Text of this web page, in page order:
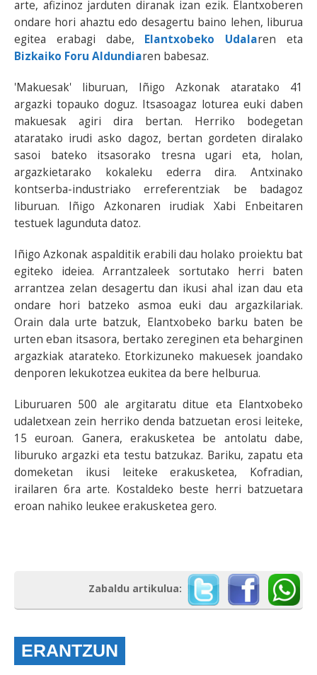
arte, afizinoz jarduten diranak izan ezik. Elantxoberen
ondare hori ahaztu edo desagertu baino lehen, liburua
egitea erabagi dabe, Elantxobeko Udalaren eta
Bizkaiko Foru Aldundiaren babesaz.
'Makuesak' liburuan, Iñigo Azkonak ataratako 41
argazki topauko doguz. Itsasoagaz loturea euki daben
makuesak agiri dira bertan. Herriko bodegetan
ataratako irudi asko dagoz, bertan gordeten diralako
sasoi bateko itsasorako tresna ugari eta, holan,
argazkietarako kokaleku ederra dira. Antxinako
kontserba-industriako erreferentziak be badagoz
liburuan. Iñigo Azkonaren irudiak Xabi Enbeitaren
testuek lagunduta datoz.
Iñigo Azkonak aspalditik erabili dau holako proiektu bat
egiteko ideiea. Arrantzaleek sortutako herri baten
arrantzea zelan desagertu dan ikusi ahal izan dau eta
ondare hori batzeko asmoa euki dau argazkilariak.
Orain dala urte batzuk, Elantxobeko barku baten be
urten eban itsasora, bertako zereginen eta beharginen
argazkiak atarateko. Etorkizuneko makuesek joandako
denporen lekukotzea eukitea da bere helburua.
Liburuaren 500 ale argitaratu ditue eta Elantxobeko
udaletxean zein herriko denda batzuetan erosi leiteke,
15 euroan. Ganera, erakusketea be antolatu dabe,
liburuko argazki eta testu batzukaz. Bariku, zapatu eta
domeketan ikusi leiteke erakusketea, Kofradian,
irailaren 6ra arte. Kostaldeko beste herri batzuetara
eroan nahiko leukee erakusketea gero.
Zabaldu artikulua:
ERANTZUN